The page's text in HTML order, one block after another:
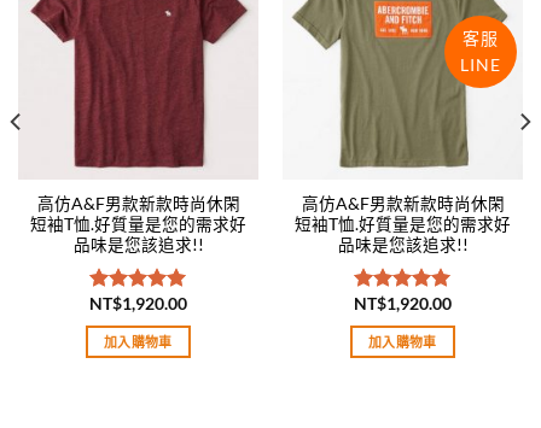
wishlist
高仿A&F男款新款時尚休閑
短袖T恤.好質量是您的需求好
品味是您該追求!!
評分5.00
滿分 5
NT$1,920.00
加入購物車
wishlist
高仿A&F男款新款時尚休閑
短袖T恤.好質量是您的需求好
品味是您該追求!!
評分5.00
滿分 5
NT$1,920.00
加入購物車
客服
LINE